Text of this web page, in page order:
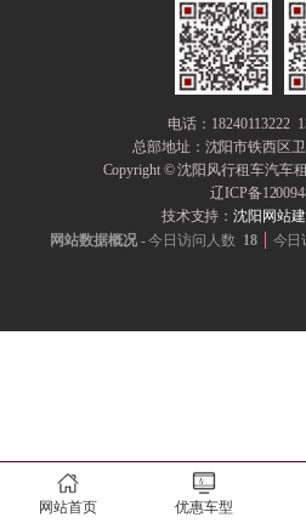
电话：18240113222
总部地址： 沈阳市铁西区
Copyright © 沈阳风行租车汽车
辽ICP备
技术支持：沈阳网站
网站数据概况 -今日访问人数 18 今日
网站首页 优惠车型